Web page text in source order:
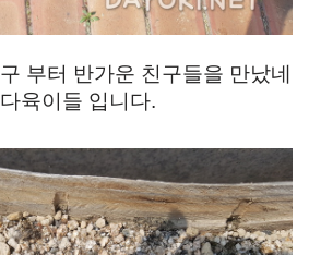
부터 반가운 친구들을 만났네
육이들 입니다.